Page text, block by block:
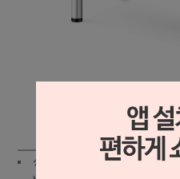
상세
상품가 :
198,000원